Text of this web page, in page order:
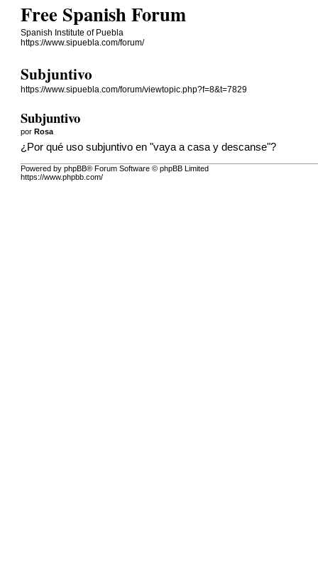
Free Spanish Forum
Spanish Institute of Puebla
https://www.sipuebla.com/forum/
Subjuntivo
https://www.sipuebla.com/forum/viewtopic.php?f=8&t=7829
Subjuntivo
porRosa
¿Por qué uso subjuntivo en "vaya a casa y descanse"?
Powered by phpBB® Forum Software © phpBB Limited
https://www.phpbb.com/